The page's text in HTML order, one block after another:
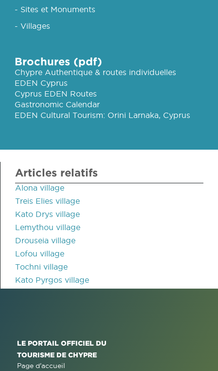
- Sites et Monuments
- Villages
Brochures (pdf)
Chypre Authentique & routes individuelles
EDEN Cyprus
Cyprus EDEN Routes
Gastronomic Calendar
EDEN Cultural Tourism: Orini Larnaka, Cyprus
Articles relatifs
Alona village
Treis Elies village
Kato Drys village
Lemythou village
Drouseia village
Lofou village
Tochni village
Kato Pyrgos village
LE PORTAIL OFFICIEL DU
TOURISME DE CHYPRE
Page d'accueil